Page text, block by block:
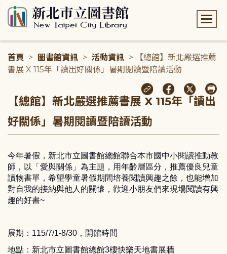
首頁 > 圖書館資訊 > 活動資訊 > 【總館】新北嚴選推薦
書展 X 115年「讀出好關係」暑期閱讀暨陪讀活動
【總館】新北嚴選推薦書展 X 115年「讀出
好關係」暑期閱讀暨陪讀活動
今年暑假，新北市立圖書館總館聯合本市國中小閱讀推動教
師，以「愛與關係」為主題，用年齡層區分，推薦優良兒童
讀物書單，希望學童暑假期間培養閱讀興趣之餘，也能增加
對自我的接納與他人的關懷，歡迎小朋友們來現場閱讀有興
趣的好書~
展期： 115/7/1-8/30 ，開館時間
地點：新北市立圖書館總館3樓快樂天地書展牆